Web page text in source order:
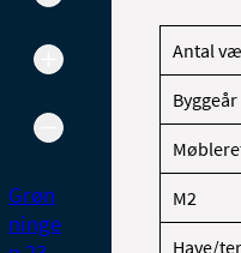
Grøn
ninge
Antal
Byggeår
M2
Have/